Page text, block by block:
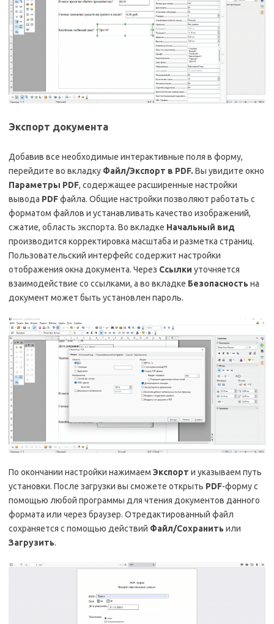
Экспорт документа
Добавив все необходимые интерактивные поля в форму,
перейдите во вкладку Файл/Экспорт в PDF. Вы увидите окно
Параметры PDF, содержащее расширенные настройки
вывода PDFфайла. Общие настройки позволяют работать с
форматом файлов и устанавливать качество изображений,
сжатие, область экспорта. Во вкладке Начальный вид
производится корректировка масштаба и разметка страниц.
Пользовательский интерфейс содержит настройки
отображения окна документа. Через Ссылки уточняется
взаимодействие со ссылками, а во вкладке Безопасность на
документ может быть установлен пароль.
По окончании настройки нажимаем Экспорт и указываем путь
установки. После загрузки вы сможете открыть PDF-форму с
помощью любой программы для чтения документов данного
формата или через браузер. Отредактированный файл
сохраняется с помощью действий Файл/Сохранить или
Загрузить.